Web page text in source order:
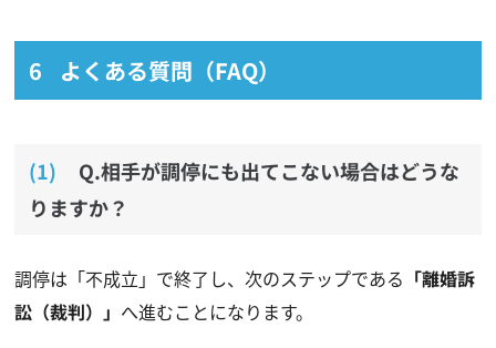
よくある質問（FAQ）
Q.相手が調停にも出てこない場合はどうな
りますか？
調停は「不成立」で終了し、次のステップである 「離婚訴
訟（裁判）」 へ進むことになります。